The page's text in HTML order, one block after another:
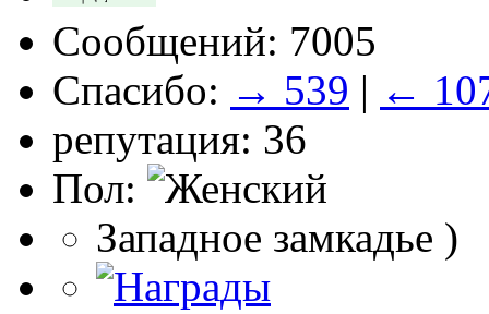
Сообщений: 7005
Спасибо: → 539 | ←
репутация: 36
Пол:
Западное замкадье )